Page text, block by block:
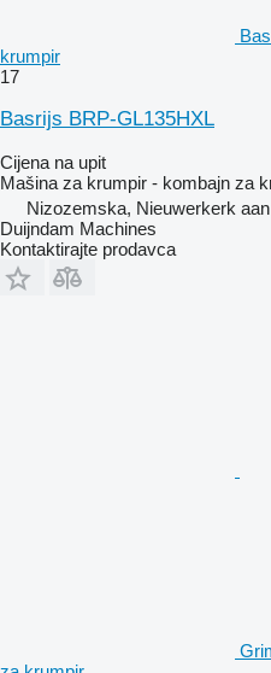
krumpir
17
Basrijs BRP-GL135HXL
Cijena na upit
Mašina za krumpir - kombajn za
Nizozemska, Nieuwerkerk
Duijndam Machines
Kontaktirajte prodavca